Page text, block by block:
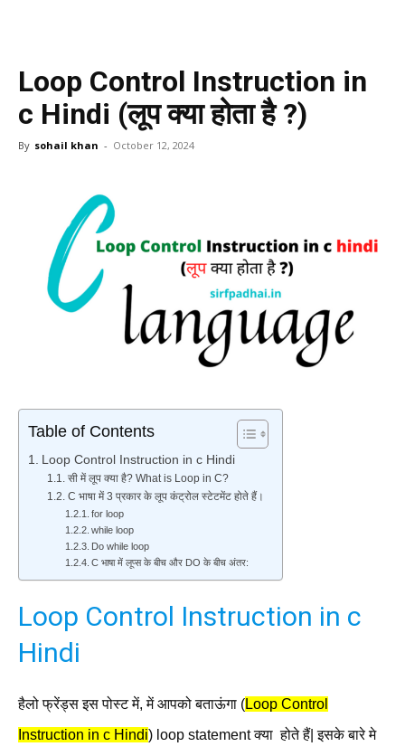
Loop Control Instruction in
c Hindi (लूप क्या होता है ?)
By sohail khan - October 12, 2024
Table of Contents
Loop Control Instruction in c Hindi
सी में लूप क्या है? What is Loop in C?
C भाषा में 3 प्रकार के लूप कंट्रोल स्टेटमेंट होते हैं।
for loop
while loop
Do while loop
C भाषा में लूप्स के बीच और DO के बीच अंतर:
Loop Control Instruction in c
Hindi
हैलो फ्रेंड्स इस पोस्ट में, में आपको बताऊंगा (Loop Control
Instruction in c Hindi) loop statement क्या होते हैं| इसके बारे मे